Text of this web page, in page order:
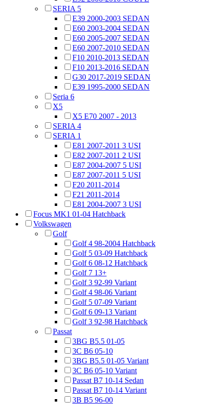
SERIA 5
E39 2000-2003 SEDAN
E60 2003-2004 SEDAN
E60 2005-2007 SEDAN
E60 2007-2010 SEDAN
F10 2010-2013 SEDAN
F10 2013-2016 SEDAN
G30 2017-2019 SEDAN
E39 1995-2000 SEDAN
Seria 6
X5
X5 E70 2007 - 2013
SERIA 4
SERIA 1
E81 2007-2011 3 USI
E82 2007-2011 2 USI
E87 2004-2007 5 USI
E87 2007-2011 5 USI
F20 2011-2014
F21 2011-2014
E81 2004-2007 3 USI
Focus MK1 01-04 Hatchback
Volkswagen
Golf
Golf 4 98-2004 Hatchback
Golf 5 03-09 Hatchback
Golf 6 08-12 Hatchback
Golf 7 13+
Golf 3 92-99 Variant
Golf 4 98-06 Variant
Golf 5 07-09 Variant
Golf 6 09-13 Variant
Golf 3 92-98 Hatchback
Passat
3BG B5.5 01-05
3C B6 05-10
3BG B5.5 01-05 Variant
3C B6 05-10 Variant
Passat B7 10-14 Sedan
Passat B7 10-14 Variant
3B B5 96-00